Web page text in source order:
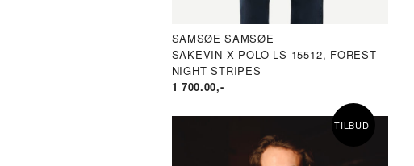
SAMSØE SAMSØE
SAKEVIN X POLO LS 15512, FOREST
NIGHT STRIPES
1 700.00,-
TILBUD!